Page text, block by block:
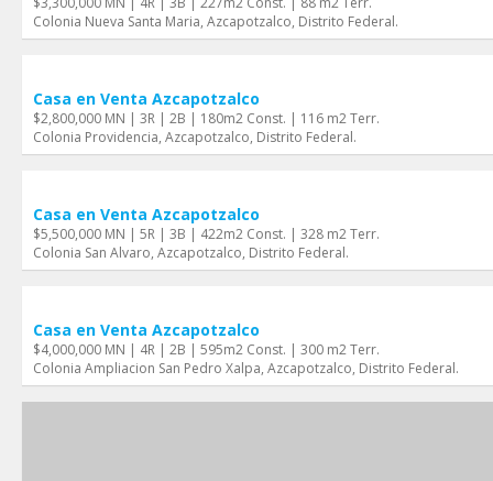
Colonia Nueva Santa Maria, Azcapotzalco, Distrito Federal.
Casa en Venta Azcapotzalco
$2,800,000 MN | 3R | 2B | 180m2 Const. | 116 m2 Terr.
Colonia Providencia, Azcapotzalco, Distrito Federal.
Casa en Venta Azcapotzalco
$5,500,000 MN | 5R | 3B | 422m2 Const. | 328 m2 Terr.
Colonia San Alvaro, Azcapotzalco, Distrito Federal.
Casa en Venta Azcapotzalco
$4,000,000 MN | 4R | 2B | 595m2 Const. | 300 m2 Terr.
Colonia Ampliacion San Pedro Xalpa, Azcapotzalco, Distrito Federal.